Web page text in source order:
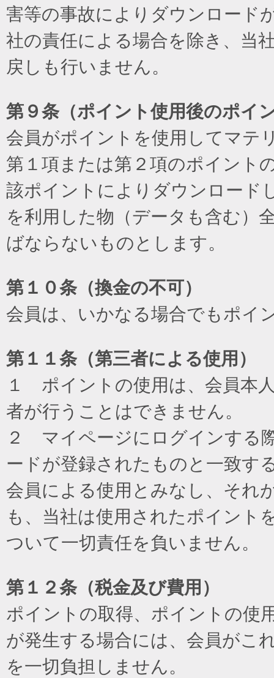
害等の事故によりダウンロード
社の責任による場合を除き、当
戻しも行いません。
第９条（ポイント使用後のポイ
会員がポイントを使用してマテ
第１項または第２項のポイント
該ポイントによりダウンロード
を利用した物（データも含む）
ばならないものとします。
第１０条（換金の不可）
会員は、いかなる場合でもポイ
第１１条（第三者による使用）
１ ポイントの使用は、会員本
者が行うことはできません。
２ マイページにログインする
ードが登録されたものと一致す
会員による使用とみなし、それ
も、当社は使用されたポイント
ついて一切責任を負いません。
第１２条（税金及び費用）
ポイントの取得、ポイントの使
が発生する場合には、会員がこ
を一切負担しません。